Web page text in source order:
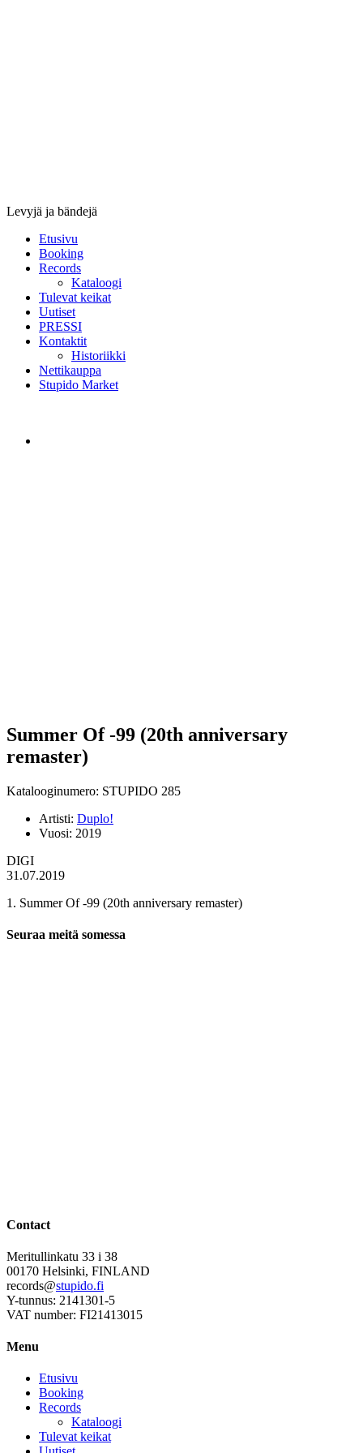
Levyjä ja bändejä
Etusivu
Booking
Records
Kataloogi
Tulevat keikat
Uutiset
PRESSI
Kontaktit
Historiikki
Nettikauppa
Stupido Market
Summer Of -99 (20th anniversary
remaster)
Katalooginumero: STUPIDO 285
Artisti: Duplo!
Vuosi: 2019
DIGI
31.07.2019
1. Summer Of -99 (20th anniversary remaster)
Seuraa meitä somessa
Contact
Meritullinkatu 33 i 38
00170 Helsinki, FINLAND
records@stupido.fi
Y-tunnus: 2141301-5
VAT number: FI21413015
Menu
Etusivu
Booking
Records
Kataloogi
Tulevat keikat